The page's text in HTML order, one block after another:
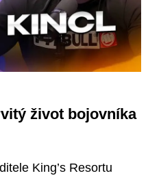
život bojovníka
King’s Resortu